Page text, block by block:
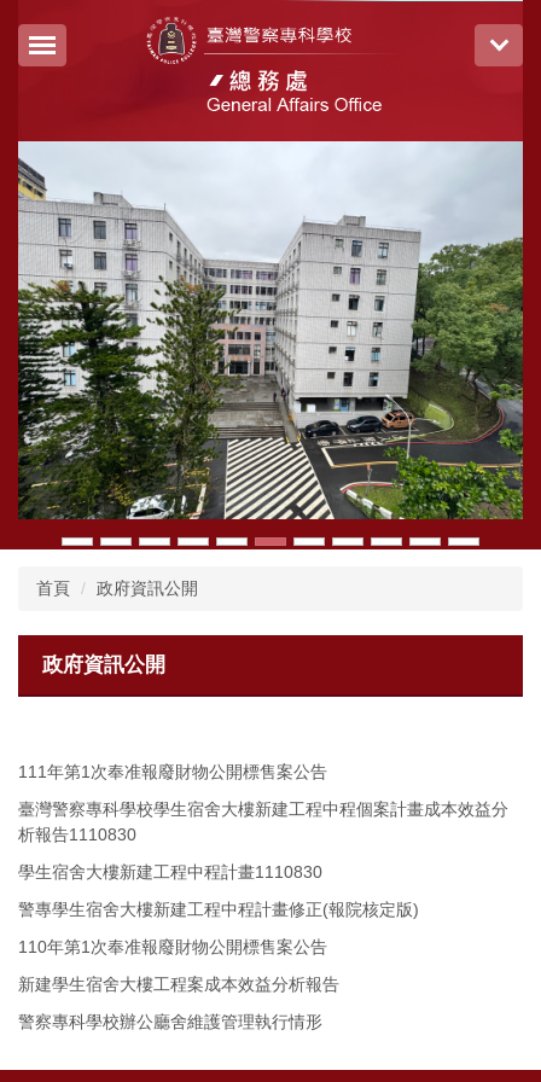
主
容
區
首頁 政府資訊公開
政府資訊公開
111年第1次奉准報廢財物公開標售案公告
臺灣警察專科學校學生宿舍大樓新建工程中程個案計畫成本效益分
析報告1110830
學生宿舍大樓新建工程中程計畫1110830
警專學生宿舍大樓新建工程中程計畫修正(報院核定版)
110年第1次奉准報廢財物公開標售案公告
新建學生宿舍大樓工程案成本效益分析報告
警察專科學校辦公廳舍維護管理執行情形